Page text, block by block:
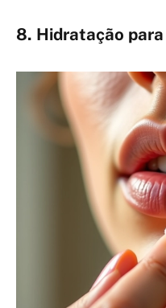
8. Hidratação